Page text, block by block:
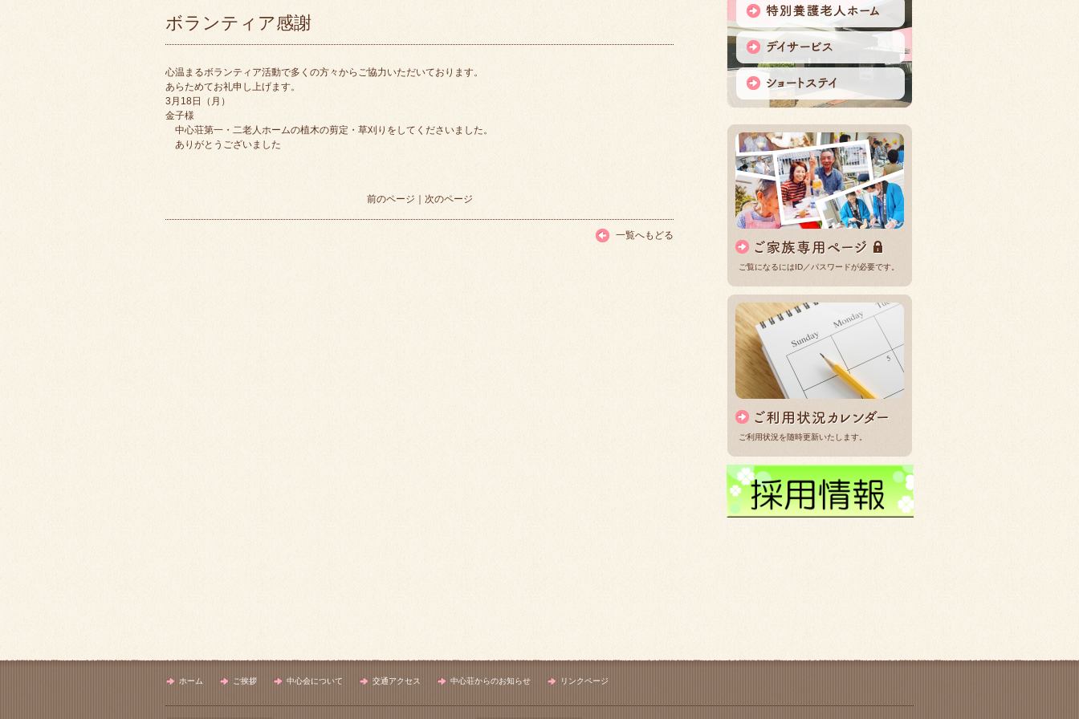
ボランティア感謝
心温まるボランティア活動で多くの方々からご協力いただいております。
あらためてお礼申し上げます。
3月18日（月）
金子様
中心荘第一・二老人ホームの植木の剪定・草刈りをしてくださいました。
ありがとうございました
前のページ 次のページ
一覧へもどる
ご覧になるにはID／パスワードが必要です。
ご利用状況を随時更新いたします。
ホーム ご挨拶 中心会について 交通アクセス 中心荘からのお知らせ リンクページ